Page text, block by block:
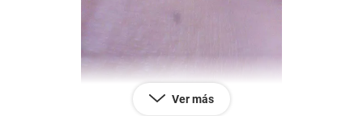
Ver más